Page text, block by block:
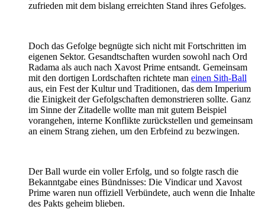
zufrieden mit dem bislang erreichten Stand ihres Gefolges.
Doch das Gefolge begnügte sich nicht mit Fortschritten im
eigenen Sektor. Gesandtschaften wurden sowohl nach Ord
Radama als auch nach Xavost Prime entsandt. Gemeinsam
mit den dortigen Lordschaften richtete man einen Sith-Ball
aus, ein Fest der Kultur und Traditionen, das dem Imperium
die Einigkeit der Gefolgschaften demonstrieren sollte. Ganz
im Sinne der Zitadelle wollte man mit gutem Beispiel
vorangehen, interne Konflikte zurückstellen und gemeinsam
an einem Strang ziehen, um den Erbfeind zu bezwingen.
Der Ball wurde ein voller Erfolg, und so folgte rasch die
Bekanntgabe eines Bündnisses: Die Vindicar und Xavost
Prime waren nun offiziell Verbündete, auch wenn die Inhalte
des Pakts geheim blieben.